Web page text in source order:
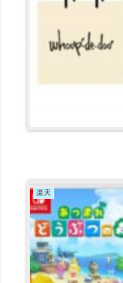
楽天